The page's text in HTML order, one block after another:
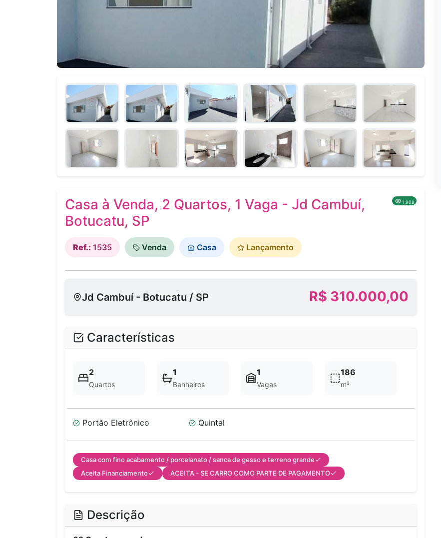
Casa à Venda, 2 Quartos, 1 Vaga - Jd Cambuí,
Botucatu, SP
1,908
Ref.: 1535 Venda Casa Lançamento
Jd Cambuí - Botucatu / SP R$ 310.000,00
Características
2
Quartos
1
Banheiros
1
Vagas
186
m²
Portão Eletrônico Quintal
Casa com fino acabamento / porcelanato / sanca de gesso e terreno grande
Aceita Financiamento
ACEITA - SE CARRO COMO PARTE DE PAGAMENTO
Descrição